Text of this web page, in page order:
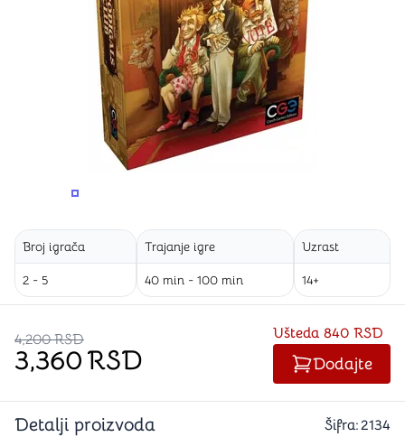
PROMENITE UGAO GLEDANJA
Broj igrača
2 - 5
Trajanje igre
40 min - 100 min
Uzrast
14+
4,200 RSD
3,360RSD
Ušteda 840 RSD
Dodajte
Detalji proizvoda Šifra:2134